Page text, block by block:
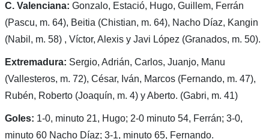
C. Valenciana: Gonzalo, Estació, Hugo, Guillem, Ferrán
(Pascu, m. 64), Beitia (Chistian, m. 64), Nacho Díaz, Kangin
(Nabil, m. 58) , Víctor, Alexis y Javi López (Granados, m. 50).
Extremadura: Sergio, Adrián, Carlos, Juanjo, Manu
(Vallesteros, m. 72), César, Iván, Marcos (Fernando, m. 47),
Rubén, Roberto (Joaquín, m. 4) y Aberto. (Gabri, m. 41)
Goles: 1-0, minuto 21, Hugo; 2-0 minuto 54, Ferrán; 3-0,
minuto 60 Nacho Díaz; 3-1, minuto 65, Fernando.